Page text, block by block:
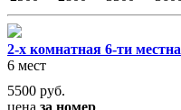
2-х комнатная 6-ти
6 мест
5500 руб.